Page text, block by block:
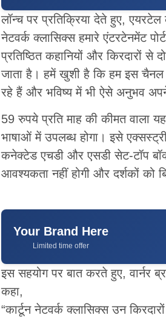
लॉन्च पर प्रतिक्रिया देते हुए,
नेटवर्क क्लासिक्स हमारे एंटरटेनमेंट
प्रतिष्ठित कहानियों और किरदारों
जाता है। हमें खुशी है कि हम इस चैनल
रहे हैं और भविष्य में भी ऐसे अनुभव
59 रुपये प्रति माह की कीमत वाला
भाषाओं में उपलब्ध होगा। इसे
कनेक्टेड एचडी और एसडी सेट-टॉप
आवश्यकता नहीं होगी और दर्शकों को
Your Brand Here
Limited time offer
इस सहयोग पर बात करते हुए, वार्नर
कहा,
“कार्टून नेटवर्क क्लासिक्स उन